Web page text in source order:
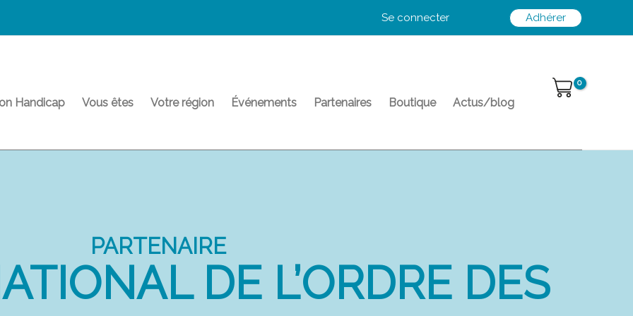
Se connecter Adhérer
Handicap Vous êtes Votre région Événements Partenaires Boutique Actus/blog
PARTENAIRE
DE L’ORDRE DES